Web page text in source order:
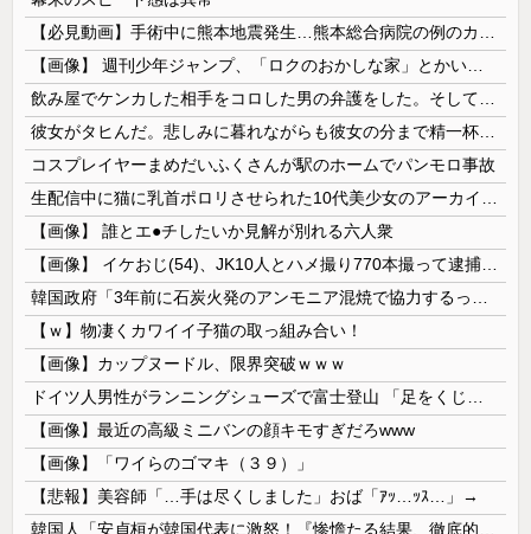
コスプレイヤーまめだいふくさんが駅のホームでパンモロ事故
【画像】 誰とエ●チしたいか見解が別れる六人衆
【ｗ】物凄くカワイイ子猫の取っ組み合い！
【画像】カップヌードル、限界突破ｗｗｗ
【画像】最近の高級ミニバンの顔キモすぎだろwww
【画像】「ワイらのゴマキ（３９）」
【悲報】美容師「…手は尽くしました」おば「ｱｯ…ｯｽ…」→